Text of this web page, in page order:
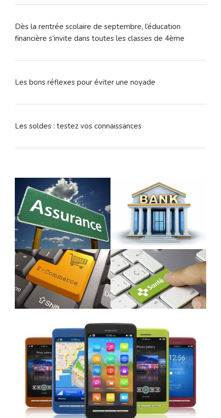
Dès la rentrée scolaire de septembre, l’éducation
financière s’invite dans toutes les classes de 4ème
Les bons réflexes pour éviter une noyade
Les soldes : testez vos connaissances